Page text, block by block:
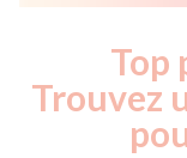
Top
Trouvez